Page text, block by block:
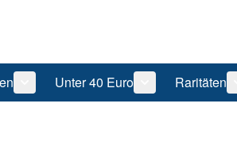
Pflegeprodukte anzeigen
Untermenü für Kategorie
Unter 40 Euro
Untermenü für
Raritäten